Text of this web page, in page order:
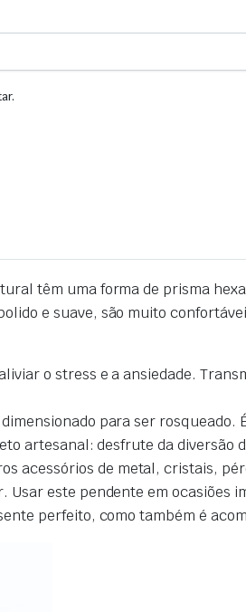
têm uma forma de prisma
e suave, são muito
o stress e a ansiedade.
para ser
artesanal: desfrute da diversão
acessórios de metal, cristais,
este pendente em
perfeito, como também é